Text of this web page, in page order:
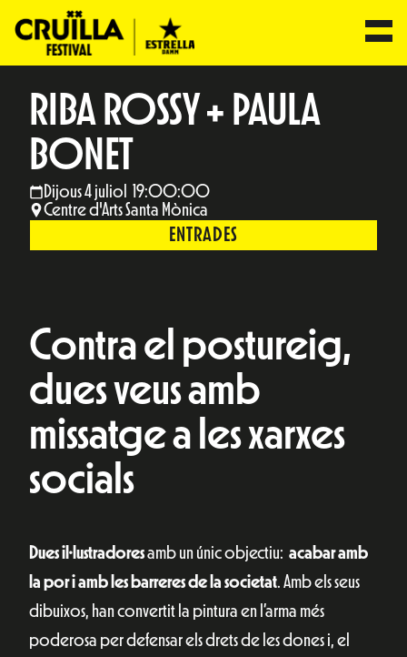
RIBA ROSSY + PAULA
BONET
Dijous 4 juliol 19:00:00
Centre d'Arts Santa Mònica
ENTRADES
Contra el postureig,
dues veus amb
missatge a les xarxes
socials
Dues il·lustradoresamb un únic objectiu: acabar amb
la por i amb les barreres de la societat. Amb els seus
dibuixos, han convertit la pintura en l’arma més
poderosa per defensar els drets de les dones i, el